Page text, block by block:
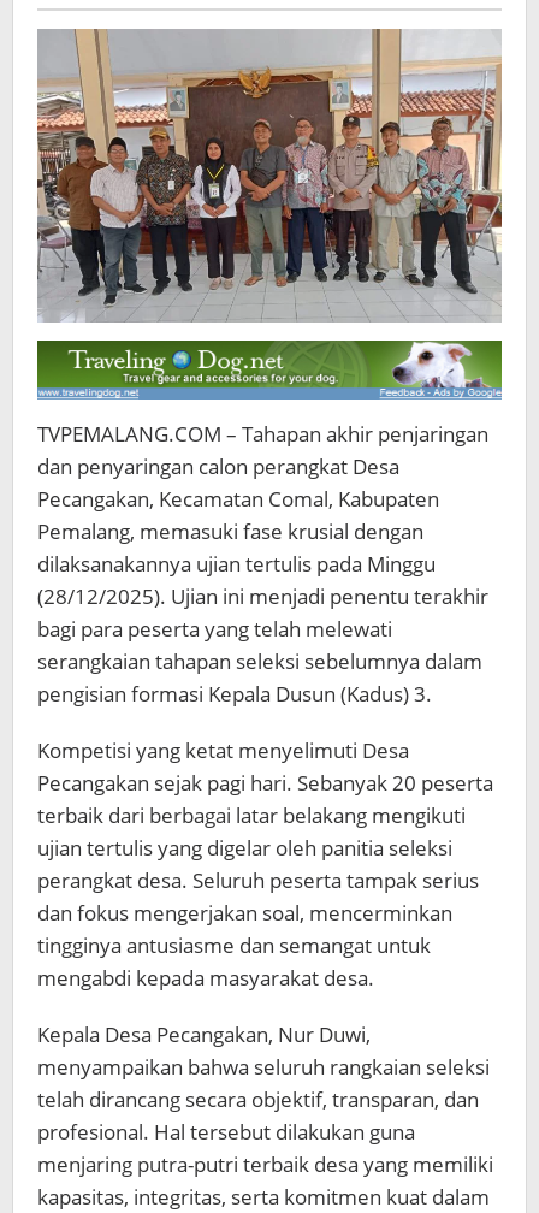
Pecangakan
TVPEMALANG.COM – Tahapan akhir penjaringan
dan penyaringan calon perangkat Desa
Pecangakan, Kecamatan Comal, Kabupaten
Pemalang, memasuki fase krusial dengan
dilaksanakannya ujian tertulis pada Minggu
(28/12/2025). Ujian ini menjadi penentu terakhir
bagi para peserta yang telah melewati
serangkaian tahapan seleksi sebelumnya dalam
pengisian formasi Kepala Dusun (Kadus) 3.
Kompetisi yang ketat menyelimuti Desa
Pecangakan sejak pagi hari. Sebanyak 20 peserta
terbaik dari berbagai latar belakang mengikuti
ujian tertulis yang digelar oleh panitia seleksi
perangkat desa. Seluruh peserta tampak serius
dan fokus mengerjakan soal, mencerminkan
tingginya antusiasme dan semangat untuk
mengabdi kepada masyarakat desa.
Kepala Desa Pecangakan, Nur Duwi,
menyampaikan bahwa seluruh rangkaian seleksi
telah dirancang secara objektif, transparan, dan
profesional. Hal tersebut dilakukan guna
menjaring putra-putri terbaik desa yang memiliki
kapasitas, integritas, serta komitmen kuat dalam